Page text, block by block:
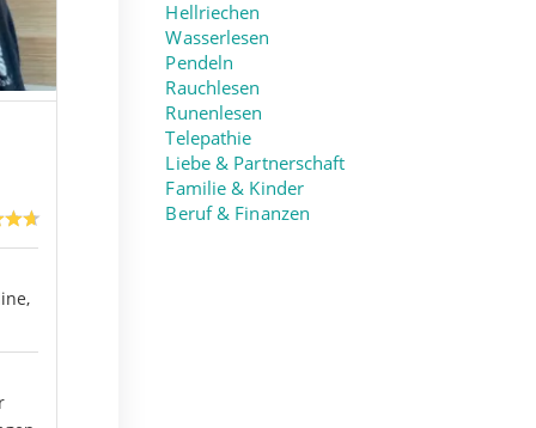
Hellriechen
Wasserlesen
Pendeln
Rauchlesen
Runenlesen
Telepathie
Liebe & Partnerschaft
Familie & Kinder
Beruf & Finanzen